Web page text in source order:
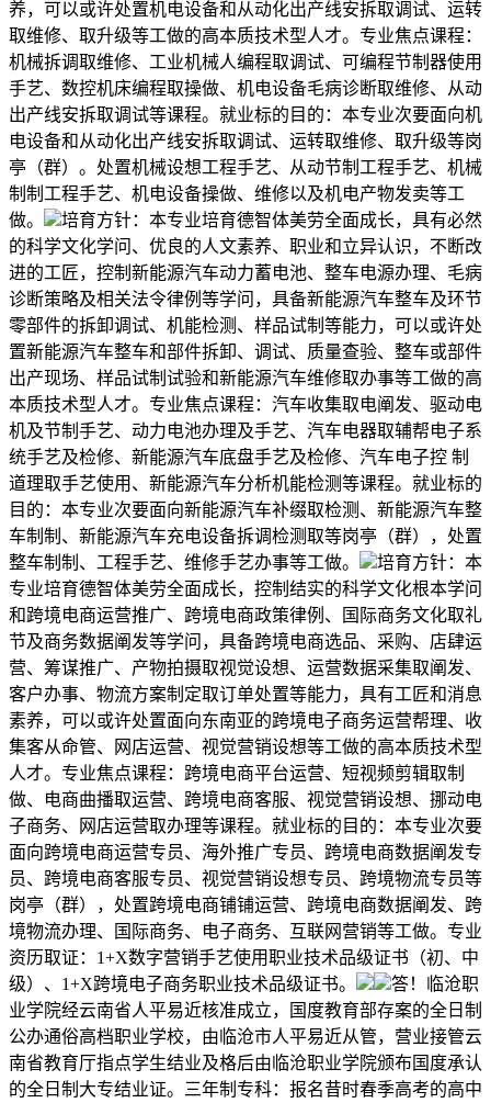
养，可以或许处置机电设备和从动化出产线安拆取调试、运转
取维修、取升级等工做的高本质技术型人才。专业焦点课程：
机械拆调取维修、工业机械人编程取调试、可编程节制器使用
手艺、数控机床编程取操做、机电设备毛病诊断取维修、从动
出产线安拆取调试等课程。就业标的目的：本专业次要面向机
电设备和从动化出产线安拆取调试、运转取维修、取升级等岗
亭（群）。处置机械设想工程手艺、从动节制工程手艺、机械
制制工程手艺、机电设备操做、维修以及机电产物发卖等工
做。
培育方针：本专业培育德智体美劳全面成长，具有必然
的科学文化学问、优良的人文素养、职业和立异认识，不断改
进的工匠，控制新能源汽车动力蓄电池、整车电源办理、毛病
诊断策略及相关法令律例等学问，具备新能源汽车整车及环节
零部件的拆卸调试、机能检测、样品试制等能力，可以或许处
置新能源汽车整车和部件拆卸、调试、质量查验、整车或部件
出产现场、样品试制试验和新能源汽车维修取办事等工做的高
本质技术型人才。专业焦点课程：汽车收集取电阐发、驱动电
机及节制手艺、动力电池办理及手艺、汽车电器取辅帮电子系
统手艺及检修、新能源汽车底盘手艺及检修、汽车电子控 制
道理取手艺使用、新能源汽车分析机能检测等课程。就业标的
目的：本专业次要面向新能源汽车补缀取检测、新能源汽车整
车制制、新能源汽车充电设备拆调检测取等岗亭（群），处置
整车制制、工程手艺、维修手艺办事等工做。
培育方针：本
专业培育德智体美劳全面成长，控制结实的科学文化根本学问
和跨境电商运营推广、跨境电商政策律例、国际商务文化取礼
节及商务数据阐发等学问，具备跨境电商选品、采购、店肆运
营、筹谋推广、产物拍摄取视觉设想、运营数据采集取阐发、
客户办事、物流方案制定取订单处置等能力，具有工匠和消息
素养，可以或许处置面向东南亚的跨境电子商务运营帮理、收
集客从命管、网店运营、视觉营销设想等工做的高本质技术型
人才。专业焦点课程：跨境电商平台运营、短视频剪辑取制
做、电商曲播取运营、跨境电商客服、视觉营销设想、挪动电
子商务、网店运营取办理等课程。就业标的目的：本专业次要
面向跨境电商运营专员、海外推广专员、跨境电商数据阐发专
员、跨境电商客服专员、视觉营销设想专员、跨境物流专员等
岗亭（群），处置跨境电商铺铺运营、跨境电商数据阐发、跨
境物流办理、国际商务、电子商务、互联网营销等工做。专业
资历取证：1+X数字营销手艺使用职业技术品级证书（初、中
级）、1+X跨境电子商务职业技术品级证书。
答！临沧职
业学院经云南省人平易近核准成立，国度教育部存案的全日制
公办通俗高档职业学校，由临沧市人平易近从管，营业接管云
南省教育厅指点学生结业及格后由临沧职业学院颁布国度承认
的全日制大专结业证。三年制专科：报名昔时春季高考的高中